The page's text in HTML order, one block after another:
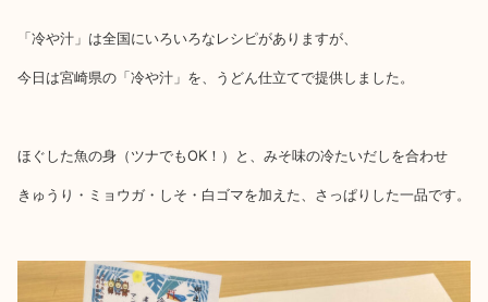
「冷や汁」は全国にいろいろなレシピがありますが、
今日は宮崎県の「冷や汁」を、うどん仕立てで提供しました。
ほぐした魚の身（ツナでもOK！）と、みそ味の冷たいだしを合わせ
きゅうり・ミョウガ・しそ・白ゴマを加えた、さっぱりした一品です。